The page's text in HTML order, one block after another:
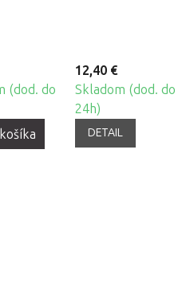
(dod. do
12,40 €
Skladom (dod. do
24h)
DETAIL